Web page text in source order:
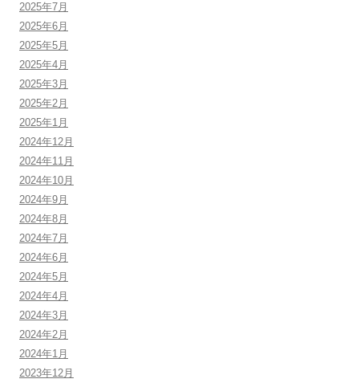
2025年7月
2025年6月
2025年5月
2025年4月
2025年3月
2025年2月
2025年1月
2024年12月
2024年11月
2024年10月
2024年9月
2024年8月
2024年7月
2024年6月
2024年5月
2024年4月
2024年3月
2024年2月
2024年1月
2023年12月